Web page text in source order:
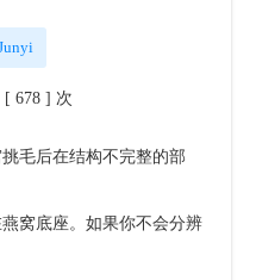
[ 678 ] 次
毛后在结构不完整的部
窝底座。如果你不会分辨